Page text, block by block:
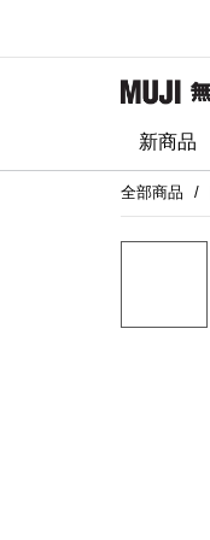
新商品
全部商品